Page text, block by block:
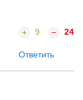
9 24
Ответить